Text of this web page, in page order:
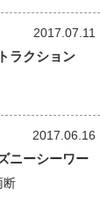
2017.07.11
ラクション
2017.06.16
ニーシーワー
断